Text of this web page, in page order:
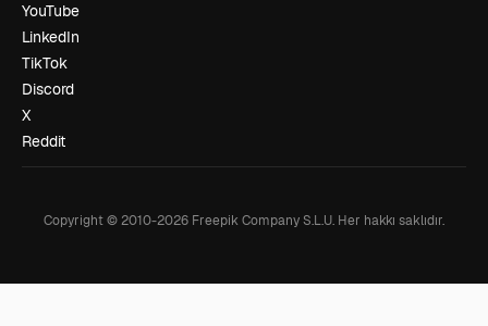
YouTube
LinkedIn
TikTok
Discord
X
Reddit
Copyright © 2010-2026 Freepik Company S.L.U. Her hakkı saklıdır.